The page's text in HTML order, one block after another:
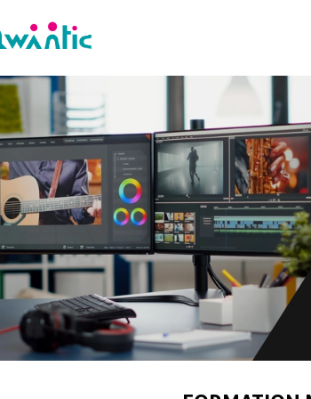
Formations Diplômantes
Donnez à votre carrière l’impact qu’elle
Formations Courtes
Dotez vos collaborateurs de
demain !
Instagram
Linkedin
Facebook